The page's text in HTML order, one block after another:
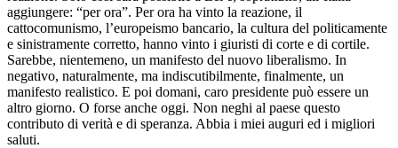
aggiungere: “per ora”. Per ora ha vinto la reazione, il
cattocomunismo, l’europeismo bancario, la cultura del politicamente
e sinistramente corretto, hanno vinto i giuristi di corte e di cortile.
Sarebbe, nientemeno, un manifesto del nuovo liberalismo. In
negativo, naturalmente, ma indiscutibilmente, finalmente, un
manifesto realistico. E poi domani, caro presidente può essere un
altro giorno. O forse anche oggi. Non neghi al paese questo
contributo di verità e di speranza. Abbia i miei auguri ed i migliori
saluti.